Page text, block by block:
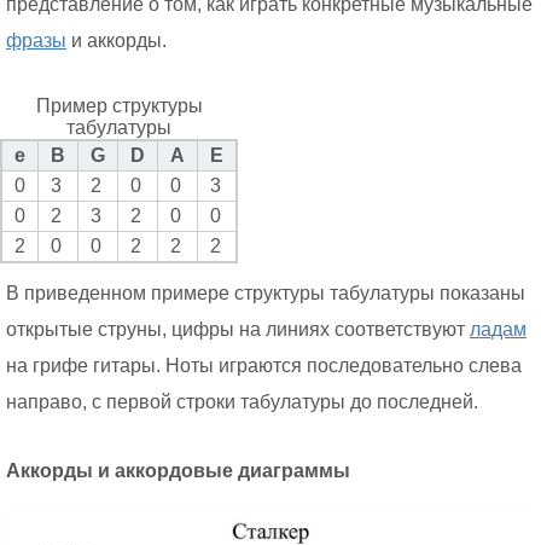
представление о том, как играть конкретные музыкальные
фразы и аккорды.
Пример структуры
табулатуры
e
B G D A
E
0
3 2 0 0
3
0
2 3 2 0
0
2
0 0 2 2 2
В приведенном примере структуры табулатуры показаны
открытые струны, цифры на линиях соответствуют ладам
на грифе гитары. Ноты играются последовательно слева
направо, с первой строки табулатуры до последней.
Аккорды и аккордовые диаграммы